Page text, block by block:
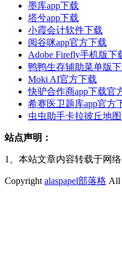
墨库app下载
塔兮app下载
小霞会计软件下载
阅谷咪app官方下载
Adobe Firefly手机版下
鸭鸭生存辅助菜单版
Moki AI官方下载
快驴合作商app下载官
希赛医卫题库app官方
虫虫助手卡拉彼丘地
站点声明：
1、本站文章内容转载于网
Copyright alaspapel部落格 All